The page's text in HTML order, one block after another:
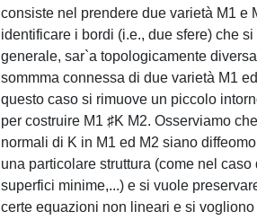
consiste nel prendere due varietà M1
identificare i bordi (i.e., due sfere) che
generale, sar`a topologicamente
sommma connessa di due varietà M1
questo caso si rimuove un piccolo
per costruire M1 ♯K M2. Osserviamo
normali di K in M1 ed M2 siano
una particolare struttura (come nel
superfici minime,...) e si vuole
certe equazioni non lineari e si